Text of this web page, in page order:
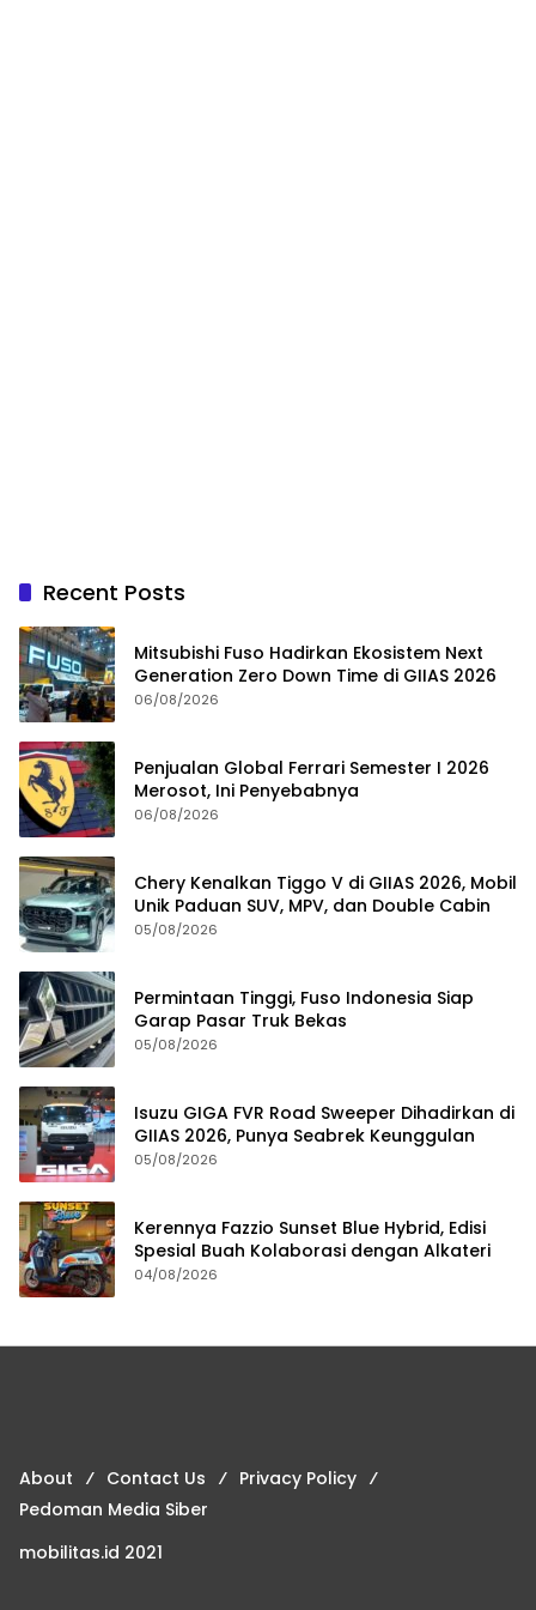
Recent Posts
Mitsubishi Fuso Hadirkan Ekosistem Next
Generation Zero Down Time di GIIAS 2026
06/08/2026
Penjualan Global Ferrari Semester I 2026
Merosot, Ini Penyebabnya
06/08/2026
Chery Kenalkan Tiggo V di GIIAS 2026, Mobil
Unik Paduan SUV, MPV, dan Double Cabin
05/08/2026
Permintaan Tinggi, Fuso Indonesia Siap
Garap Pasar Truk Bekas
05/08/2026
Isuzu GIGA FVR Road Sweeper Dihadirkan di
GIIAS 2026, Punya Seabrek Keunggulan
05/08/2026
Kerennya Fazzio Sunset Blue Hybrid, Edisi
Spesial Buah Kolaborasi dengan Alkateri
04/08/2026
About Contact Us
Privacy Policy
Pedoman Media Siber
mobilitas.id 2021